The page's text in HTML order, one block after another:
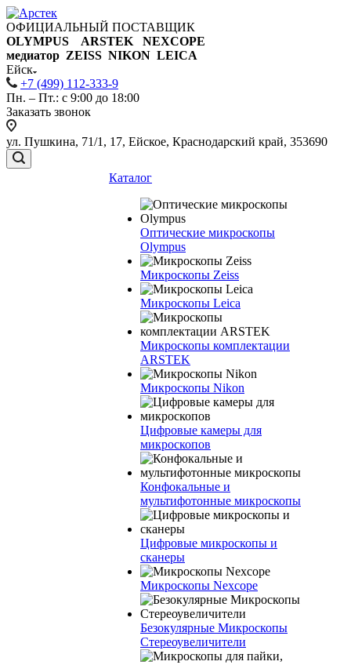
ОФИЦИАЛЬНЫЙ ПОСТАВЩИК
OLYMPUS ARSTEK NEXCOPE
медиатор ZEISS NIKON LEICA
Ейск
+7 (499) 112-333-9
Пн. – Пт.: с 9:00 до 18:00
Заказать звонок
ул. Пушкина, 71/1, 17, Ейское, Краснодарский край, 353690
Каталог
Оптические микроскопы
Olympus
Микроскопы Zeiss
Микроскопы Leica
Микроскопы комплектации
ARSTEK
Микроскопы Nikon
Цифровые камеры для
микроскопов
Конфокальные и
мультифотонные микроскопы
Цифровые микроскопы и
сканеры
Микроскопы Nexcope
Безокулярные Микроскопы
Стереоувеличители